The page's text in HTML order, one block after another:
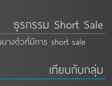
ธุรกรรม Short Sale
างตัวที่มีการ short sale
เทียบกับกลุ่ม